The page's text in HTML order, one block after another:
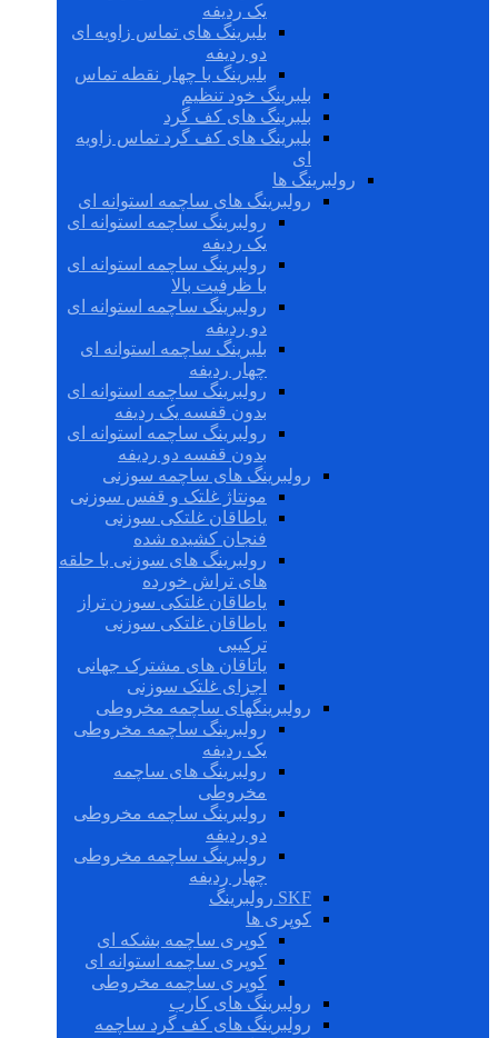
یک ردیفه
بلبرینگ های تماس زاویه ای
دو ردیفه
بلبرینگ با چهار نقطه تماس
بلبرینگ خود تنظیم
بلبرینگ های کف گرد
بلبرینگ های کف گرد تماس زاویه
ای
رولبرینگ ها
رولبرینگ های ساچمه استوانه ای
رولبرینگ ساچمه استوانه ای
یک ردیفه
رولبرینگ ساچمه استوانه ای
با ظرفیت بالا
رولبرینگ ساچمه استوانه ای
دو ردیفه
بلبرینگ ساچمه استوانه ای
چهار ردیفه
رولبرینگ ساچمه استوانه ای
بدون قفسه یک ردیفه
رولبرینگ ساچمه استوانه ای
بدون قفسه دو ردیفه
رولبرینگ های ساچمه سوزنی
مونتاژ غلتک و قفس سوزنی
یاطاقان غلتکی سوزنی
فنجان کشیده شده
رولبرینگ های سوزنی با حلقه
های تراش خورده
یاطاقان غلتکی سوزن تراز
یاطاقان غلتکی سوزنی
ترکیبی
یاتاقان های مشترک جهانی
اجزای غلتک سوزنی
رولبرینگهای ساچمه مخروطی
رولبرینگ ساچمه مخروطی
یک ردیفه
رولبرینگ های ساچمه
مخروطی
رولبرینگ ساچمه مخروطی
دو ردیفه
رولبرینگ ساچمه مخروطی
چهار ردیفه
SKF رولبرینگ
کوپری ها
کوپری ساچمه بشکه ای
کوپری ساچمه استوانه ای
کوپری ساچمه مخروطی
رولبرینگ های کارب
رولبرینگ های کف گرد ساچمه